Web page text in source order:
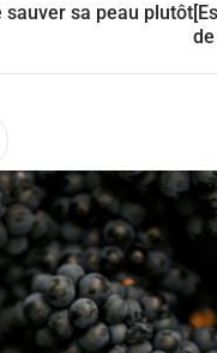
sauver sa peau plutôt